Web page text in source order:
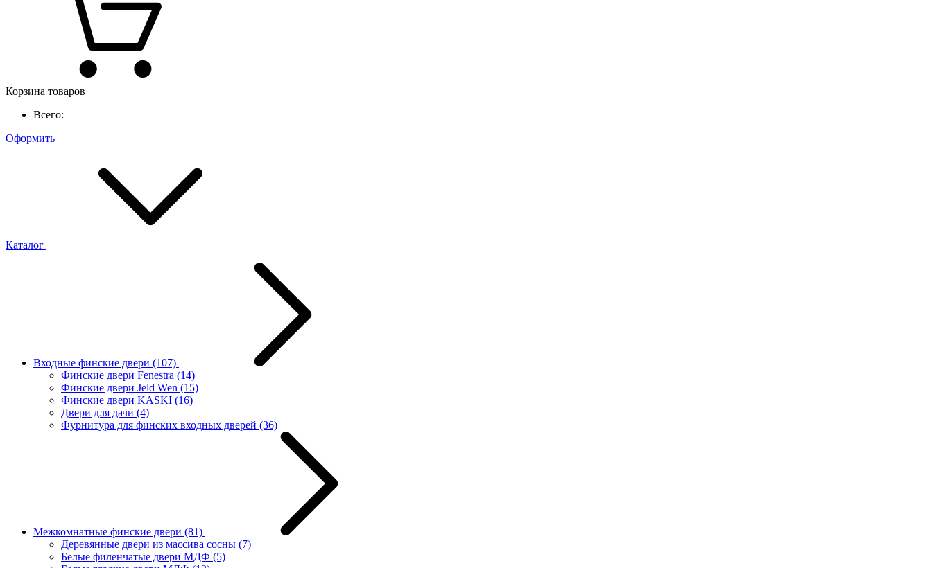
Корзина товаров
Всего:
Оформить
Каталог
Входные финские двери (107)
Финские двери Fenestra (14)
Финские двери Jeld Wen (15)
Финские двери KASKI (16)
Двери для дачи (4)
Фурнитура для финских входных дверей (36)
Межкомнатные финские двери (81)
Деревянные двери из массива сосны (7)
Белые филенчатые двери МДФ (5)